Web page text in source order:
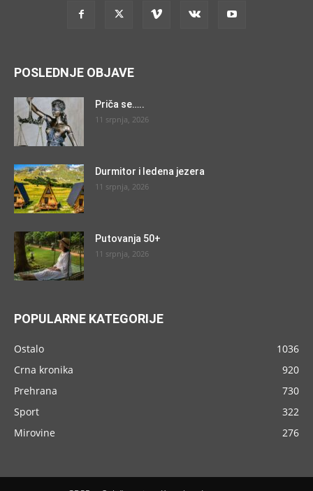
POSLEDNJE OBJAVE
Priča se…..
11 srpnja, 2026
Durmitor i ledena jezera
11 srpnja, 2026
Putovanja 50+
11 srpnja, 2026
POPULARNE KATEGORIJE
Ostalo
1036
Crna kronika
920
Prehrana
730
Sport
322
Mirovine
276